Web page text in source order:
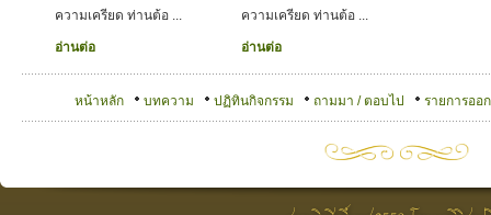
ความเครียด ท่านต้อ ...
อ่านต่อ
ความเครียด ท่านต้อ ...
อ่านต่อ
หน้าหลัก บทความ ปฏิทินกิจกรรม ถามมา / ตอบไป รายการออ